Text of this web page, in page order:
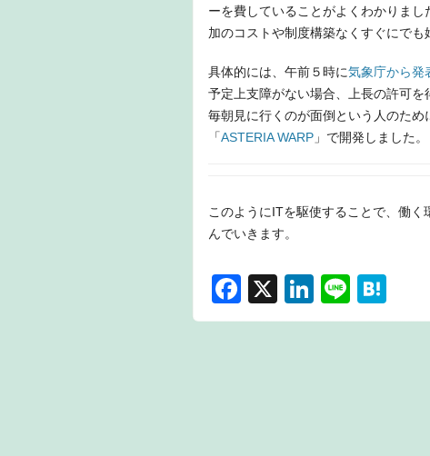
ーを費していることがよくわかりま
加のコストや制度構築なくすぐにでも
具体的には、午前５時に気象庁から発
予定上支障がない場合、上長の許可
毎朝見に行くのが面倒という人のため
「ASTERIA WARP 」で開発しました
このようにITを駆使することで、働
んでいきます。
F
a
X
Li
n
Li
n
at